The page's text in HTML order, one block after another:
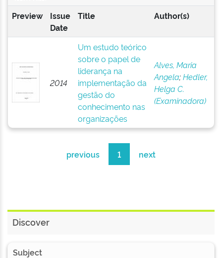
Preview
Issue
Date
Title Author(s)
2014
Um estudo teórico
sobre o papel de
liderança na
implementação da
gestão do
conhecimento nas
organizações
Alves, Maria
Angela;Hedler,
Helga C.
(Examinadora)
previous 1 next
Discover
Subject